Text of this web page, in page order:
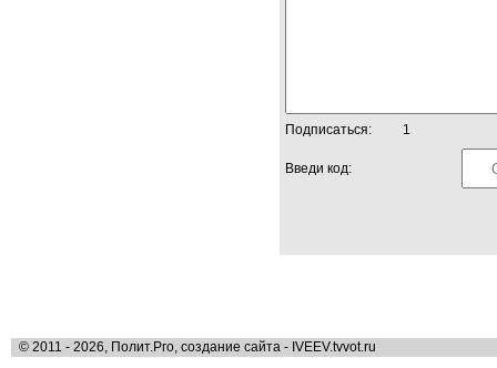
Подписаться: 1
Введи код:
© 2011 - 2026, Полит.Pro, создание сайта - IVEEV.tvvot.ru